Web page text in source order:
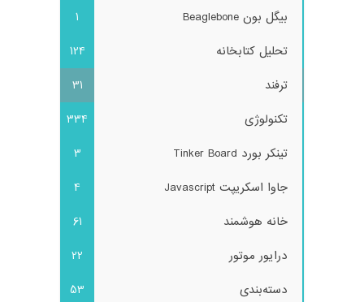
بیگل بون Beaglebone
1
تحلیل کتابخانه
124
ترفند
31
تکنولوژی
334
تینکر بورد Tinker Board
3
جاوا اسکریپت Javascript
4
خانه هوشمند
61
درایور موتور
22
دسته‌بندی
53